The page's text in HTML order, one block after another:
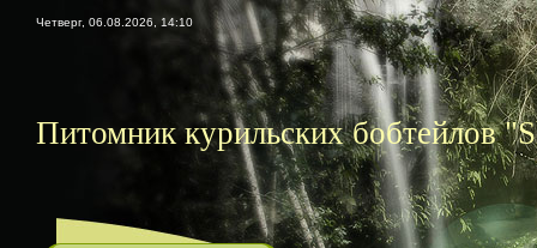
Четверг, 06.08.2026, 14:10
Питомник курильских бобтейлов